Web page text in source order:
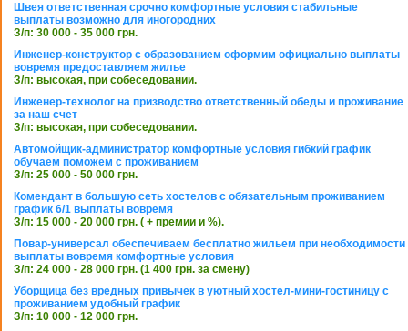
Швея ответственная срочно комфортные условия стабильные
выплаты возможно для иногородних
З/п: 30 000 - 35 000 грн.
Инженер-конструктор с образованием оформим официально выплаты
вовремя предоставляем жилье
З/п: высокая, при собеседовании.
Инженер-технолог на призводство ответственный обеды и проживание
за наш счет
З/п: высокая, при собеседовании.
Автомойщик-администратор комфортные условия гибкий график
обучаем поможем с проживанием
З/п: 25 000 - 50 000 грн.
Комендант в большую сеть хостелов с обязательным проживанием
график 6/1 выплаты вовремя
З/п: 15 000 - 20 000 грн. ( + премии и %).
Повар-универсал обеспечиваем бесплатно жильем при необходимости
выплаты вовремя комфортные условия
З/п: 24 000 - 28 000 грн. (1 400 грн. за смену)
Уборщица без вредных привычек в уютный хостел-мини-гостиницу с
проживанием удобный график
З/п: 10 000 - 12 000 грн.